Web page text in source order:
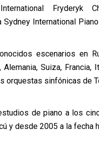
Fryderyk
International
escenarios en
Alemania, Suiza, Francia,
orquestas sinfónicas de
de piano a los
y desde 2005 a la fecha